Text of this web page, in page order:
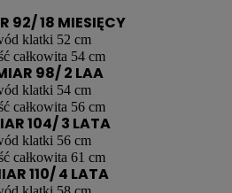
92/ 18 MIESIĘCY
klatki 52 cm
całkowita 54 cm
98/ 2 LAA
klatki 54 cm
całkowita 56 cm
104/ 3 LATA
klatki 56 cm
całkowita 61 cm
110/ 4 LATA